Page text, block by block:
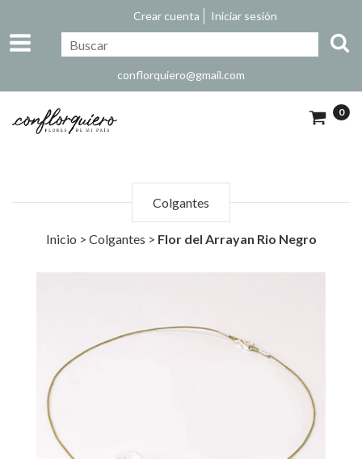
Crear cuenta Iniciar sesión
conflorquiero@gmail.com
0
Colgantes
Inicio > Colgantes > Flor del Arrayan Rio Negro